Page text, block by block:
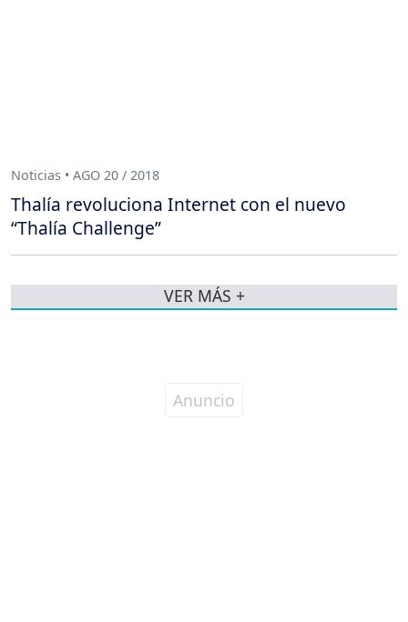
Noticias • AGO 20 / 2018
Thalía revoluciona Internet con el nuevo
“Thalía Challenge”
VER MÁS +